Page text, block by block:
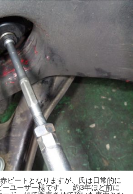
ビートとなりますが、氏は日常的に
ーユーザー様です。 約3年ほど前に